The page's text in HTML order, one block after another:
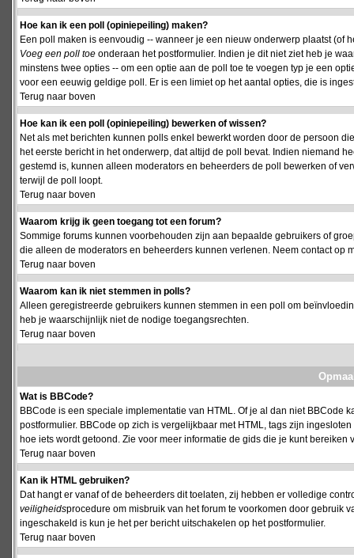
Hoe kan ik een poll (opiniepeiling) maken?
Een poll maken is eenvoudig -- wanneer je een nieuw onderwerp plaatst (of
Voeg een poll toe onderaan het postformulier. Indien je dit niet ziet heb je
minstens twee opties -- om een optie aan de poll toe te voegen typ je een
voor een eeuwig geldige poll. Er is een limiet op het aantal opties, die is
Terug naar boven
Hoe kan ik een poll (opiniepeiling) bewerken of wissen?
Net als met berichten kunnen polls enkel bewerkt worden door de persoon
het eerste bericht in het onderwerp, dat altijd de poll bevat. Indien niemand
gestemd is, kunnen alleen moderators en beheerders de poll bewerken of
terwijl de poll loopt.
Terug naar boven
Waarom krijg ik geen toegang tot een forum?
Sommige forums kunnen voorbehouden zijn aan bepaalde gebruikers of
die alleen de moderators en beheerders kunnen verlenen. Neem contact op
Terug naar boven
Waarom kan ik niet stemmen in polls?
Alleen geregistreerde gebruikers kunnen stemmen in een poll om
heb je waarschijnlijk niet de nodige toegangsrechten.
Terug naar boven
Wat is BBCode?
BBCode is een speciale implementatie van HTML. Of je al dan niet
postformulier. BBCode op zich is vergelijkbaar met HTML, tags zijn
hoe iets wordt getoond. Zie voor meer informatie de gids die je kunt bereiken
Terug naar boven
Kan ik HTML gebruiken?
Dat hangt er vanaf of de beheerders dit toelaten, zij hebben er volledige
veiligheidsprocedure om misbruik van het forum te voorkomen door gebruik
ingeschakeld is kun je het per bericht uitschakelen op het postformulier.
Terug naar boven